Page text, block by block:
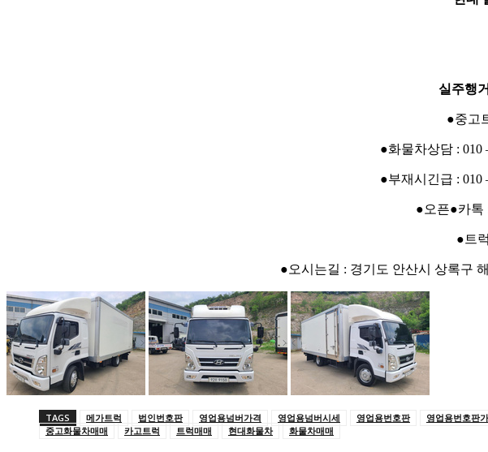
실주행
●중고
●화물차상담 : 010
●부재시긴급 : 010
●오픈●카톡
●트
●오시는길 : 경기도 안산시 상록구
TAGS 메가트럭 법인번호판 영업용넘버가격 영업용넘버시세 영업용번호판 영업용번호판
중고화물차매매
카고트럭 트럭매매 현대화물차 화물차매매